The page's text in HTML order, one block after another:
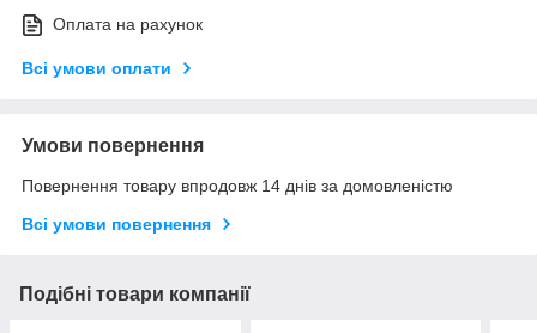
Оплата на рахунок
Всі умови оплати
Умови повернення
Повернення товару впродовж 14 днів за домовленістю
Всі умови повернення
Подібні товари компанії